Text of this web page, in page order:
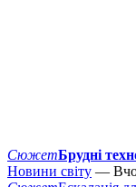
СюжетБрудні
Новини світу —